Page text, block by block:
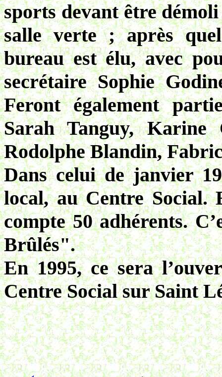
sports devant être
salle verte ; après
bureau est élu, avec
secrétaire Sophie
Feront également
Sarah Tanguy, Karine
Rodolphe Blandin,
Dans celui de janvier
local, au Centre Social.
compte 50 adhérents.
Brûlés".
En 1995, ce sera
Centre Social sur Saint